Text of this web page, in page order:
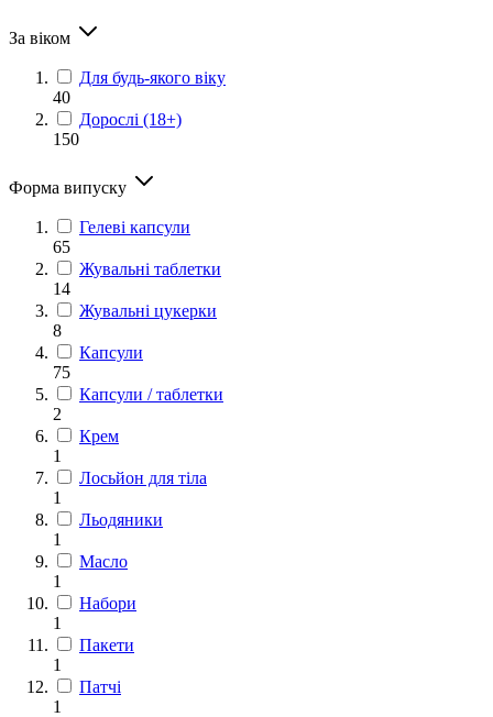
За віком
Для будь-якого віку
40
Дорослі (18+)
150
Форма випуску
Гелеві капсули
65
Жувальні таблетки
14
Жувальні цукерки
8
Капсули
75
Капсули / таблетки
2
Крем
1
Лосьйон для тіла
1
Льодяники
1
Масло
1
Набори
1
Пакети
1
Патчі
1